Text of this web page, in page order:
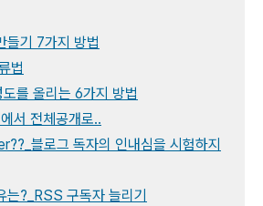
들기 7가지 방법
법
를 올리는 6가지 방법
서 전체공개로..
블로그 독자의 인내심을 시험하지
는?_RSS 구독자 늘리기